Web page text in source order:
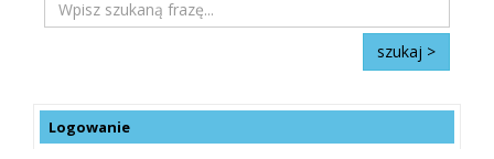
Logowanie